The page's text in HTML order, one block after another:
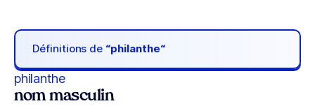
Définitions de “philanthe“
philanthe
nom masculin